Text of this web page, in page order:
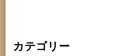
カテゴリー